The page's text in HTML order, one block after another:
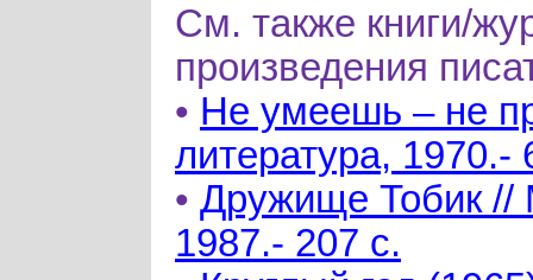
См. также книги/
произведения
• Не умеешь – не
литература, 1970.-
• Дружище Тобик //
1987.- 207 с.